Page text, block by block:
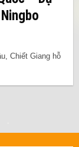
Chiết Giang hỗ